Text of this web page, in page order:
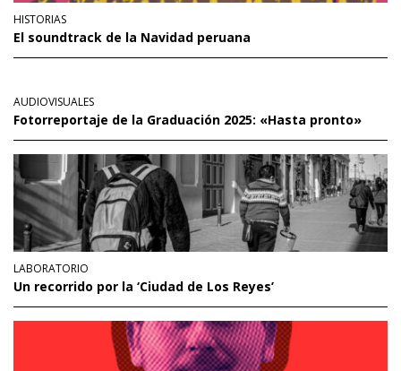
HISTORIAS
El soundtrack de la Navidad peruana
AUDIOVISUALES
Fotorreportaje de la Graduación 2025: «Hasta pronto»
LABORATORIO
Un recorrido por la ‘Ciudad de Los Reyes’